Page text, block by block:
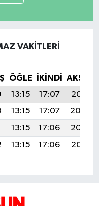
VAKITLERI
ÖĞLE İKINDI
AKŞAM
13:15 17:07
20:21
13:15 17:07
20:20
13:15 17:06
20:19
13:15 17:06 20:18